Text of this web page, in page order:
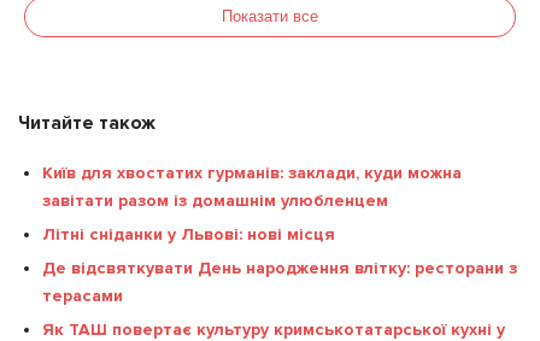
Показати все
Читайте також
Київ для хвостатих гурманів: заклади, куди можна
завітати разом із домашнім улюбленцем
Літні сніданки у Львові: нові місця
Де відсвяткувати День народження влітку: ресторани з
терасами
Як ТАШ повертає культуру кримськотатарської кухні у